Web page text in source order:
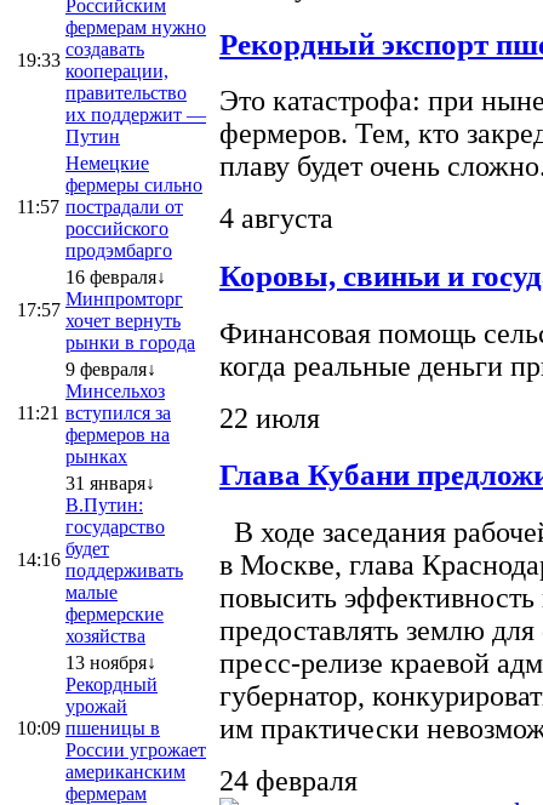
19:33
Российским
фермерам нужно
создавать
кооперации,
правительство
их поддержит —
Путин
11:57
Немецкие
фермеры сильно
пострадали от
российского
продэмбарго
17:57
16 февраля↓
Минпромторг
хочет вернуть
рынки в города
11:21
9 февраля↓
Минсельхоз
вступился за
фермеров на
рынках
14:16
31 января↓
В.Путин:
государство
будет
поддерживать
малые
фермерские
хозяйства
10:09
13 ноября↓
Рекордный
урожай
пшеницы в
России угрожает
американским
фермерам
Рекордный экспорт
Это катастрофа: при
фермеров. Тем, кто
плаву будет очень
4 августа
Коровы, свиньи и
Финансовая помощь
когда реальные деньги
22 июля
Глава Кубани
В ходе заседания
в Москве, глава
повысить эффективность
предоставлять землю
пресс-релизе краевой
губернатор,
им практически
24 февраля